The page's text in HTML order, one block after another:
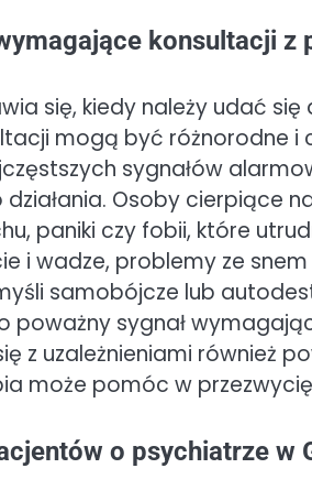
konsultacji z
się, kiedy należy udać
mogą być różnorodne
sygnałów
Osoby cierpiące
paniki czy fobii, które
i wadze, problemy ze
samobójcze lub
poważny sygnał
z uzależnieniami również
może pomóc w
o psychiatrze w